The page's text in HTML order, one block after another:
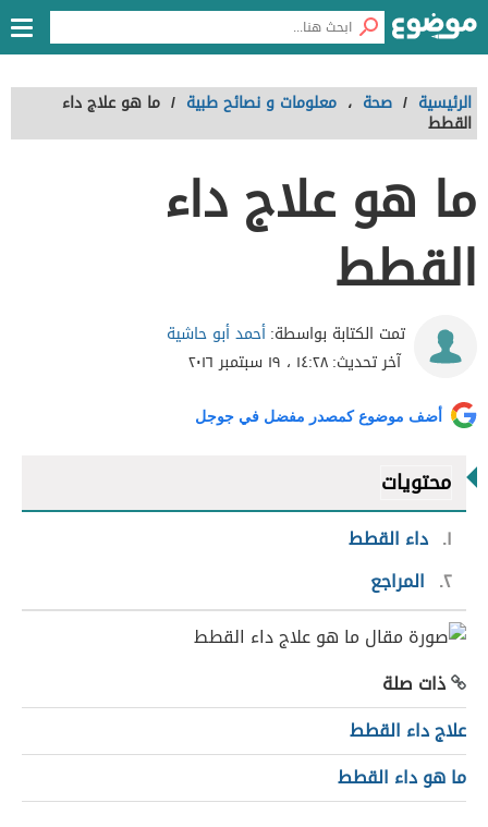
الرئيسية / صحة ، معلومات و نصائح طبية / ما هو علاج داء
القطط
ما هو علاج داء
القطط
تمت الكتابة بواسطة:أحمد أبو حاشية
آخر تحديث:١٤:٢٨ ، ١٩ سبتمبر ٢٠١٦
أضف موضوع كمصدر مفضل في جوجل
محتويات
١ داء القطط
٢ المراجع
ذات صلة
علاج داء القطط
ما هو داء القطط